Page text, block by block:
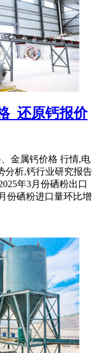
_还原钙报价
金属钙价格 行情,电
分析,钙行业研究报告
年3月份硒粉出口
份硒粉进口量环比增